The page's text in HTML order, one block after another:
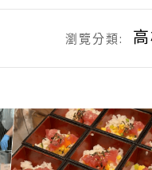
瀏覽分類: